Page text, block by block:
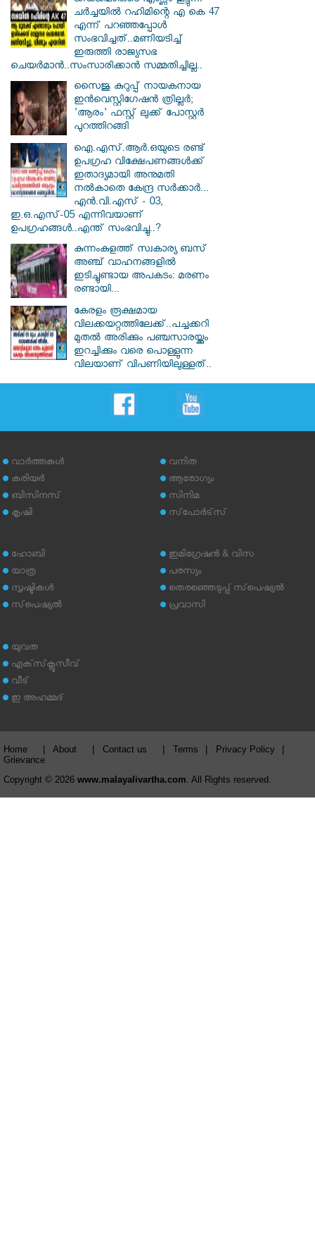
ചർച്ചയിൽ റഹിമിന്റെ എ കെ 47
എന്ന് പറഞ്ഞപ്പോൾ
സംഭവിച്ചത്..മണിയടിച്ച്
ഇരുത്തി രാജ്യസഭ
ചെയർമാൻ..സംസാരിക്കാൻ സമ്മതിച്ചില്ല..
സൈജു കുറുപ്പ് നായകനായ
ഇൻവെസ്റ്റിഗേഷൻ ത്രില്ലർ;
'ആരം' ഫസ്റ്റ് ലുക്ക് പോസ്റ്റർ
പുറത്തിറങ്ങി
ഐ.എസ്.ആർ.ഒയുടെ രണ്ട്
ഉപഗ്രഹ വിക്ഷേപണങ്ങൾക്ക്
ഇതാദ്യമായി അനുമതി
നൽകാതെ കേന്ദ്ര സർക്കാർ...
എൻ.വി.എസ് - 03,
ഇ.ഒ.എസ്-05 എന്നിവയാണ്
ഉപഗ്രഹങ്ങൾ..എന്ത് സംഭവിച്ചു..?
കുന്നംകുളത്ത് സ്വകാര്യ ബസ്
അഞ്ച് വാഹനങ്ങളിൽ
ഇടിച്ചുണ്ടായ അപകടം: മരണം
രണ്ടായി...
കേരളം രൂക്ഷമായ
വിലക്കയറ്റത്തിലേക്ക്..പച്ചക്കറി
മുതൽ അരിക്കും പഞ്ചസാരയ്ക്കും
ഇറച്ചിക്കും വരെ പൊള്ളുന്ന
വിലയാണ് വിപണിയിലുള്ളത്..
വാര്‍ത്തകള്‍
കരിയര്‍
ബിസിനസ്
കൃഷി
വനിത
ആരോഗ്യം
സിനിമ
സ്‌പോര്‍ട്‌സ്
ഹോബി
യാത്ര
സൃഷ്ടികള്‍
സ്‌പെഷ്യല്‍
ഇമിഗ്രേഷന്‍ & വിസ
പരസ്യം
തെരഞ്ഞെടുപ്പ് സ്‌പെഷ്യല്‍
പ്രവാസി
യുവത
എക്‌സ്‌ക്ലൂസീവ്
വീട്
ഇ അഹമ്മദ്‌
Home About Contact us Terms Privacy Policy
Grievance
Copyright © 2026 www.malayalivartha.com . All Rights reserved.